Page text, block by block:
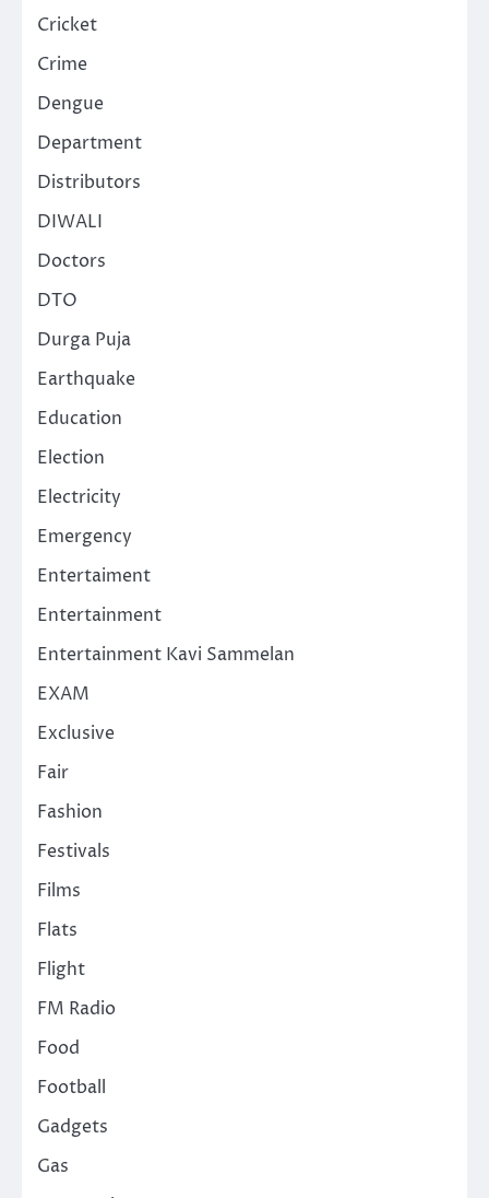
Cricket
Crime
Dengue
Department
Distributors
DIWALI
Doctors
DTO
Durga Puja
Earthquake
Education
Election
Electricity
Emergency
Entertaiment
Entertainment
Entertainment Kavi Sammelan
EXAM
Exclusive
Fair
Fashion
Festivals
Films
Flats
Flight
FM Radio
Food
Football
Gadgets
Gas